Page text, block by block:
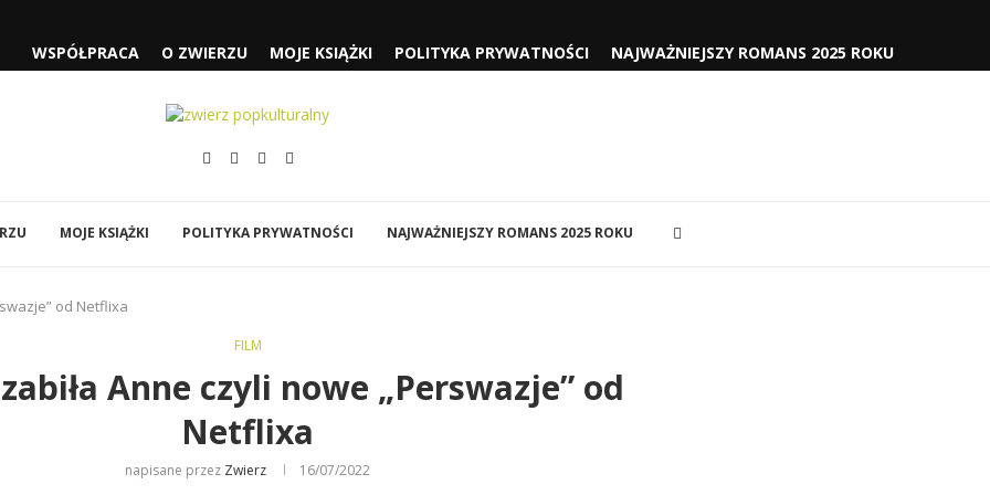
CZYLI... I „FJORD”
MAN: CAŁKIEM NOWY...
DO MNIE...
NOLANA
WSPÓŁPRACA O ZWIERZU MOJE KSIĄŻKI POLITYKA PRYWATNOŚCI NAJWAŻNIEJSZY ROMANS 2025 ROKU
MOJE KSIĄŻKI POLITYKA PRYWATNOŚCI NAJWAŻNIEJSZY ROMANS 2025 ROKU
od Netflixa
FILM
Anne czyli nowe „Perswazje” od
Netflixa
napisane przez Zwierz 16/07/2022